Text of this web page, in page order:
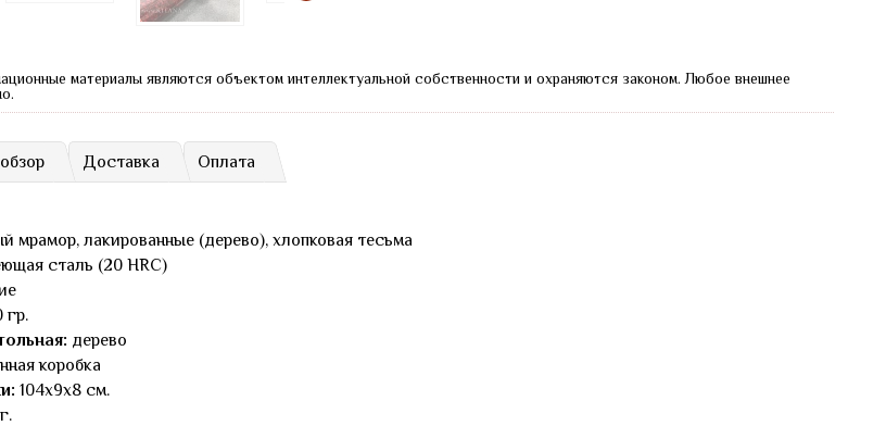
материалы являются объектом интеллектуальной собственности и охраняются законом. Любое внешнее
Доставка Оплата
мрамор, лакированные (дерево), хлопковая тесьма
сталь (20 HRC)
гр.
дерево
коробка
104х9х8 см.